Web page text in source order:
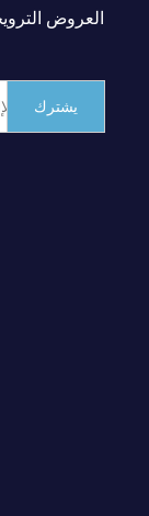
العروض
يشترك